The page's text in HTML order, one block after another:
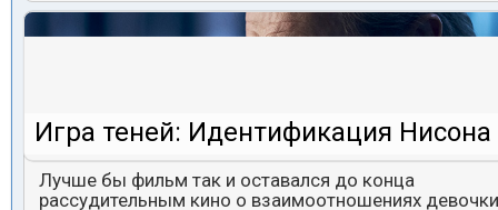
Игра теней: Идентификация Нисона
Лучше бы фильм так и оставался до конца
рассудительным кино о взаимоотношениях девочки